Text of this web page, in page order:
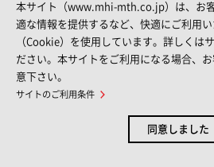
本サイト（www.mhi-mth.co.jp）は、お
適な情報を提供するなど、快適にご利用
（Cookie）を使用しています。詳しくは
ださい。本サイトをご利用になる場合、
意下さい。
サイトのご利用条件
同意しました